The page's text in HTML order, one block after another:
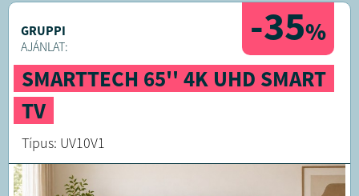
-35%
GRUPPI
AJÁNLAT:
SMARTTECH 65'' 4K UHD SMART
TV
Típus: UV10V1